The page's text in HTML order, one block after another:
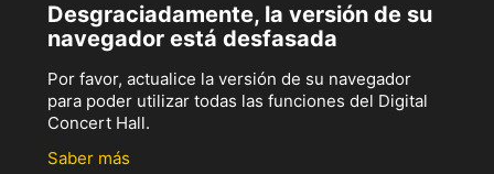
Desgraciadamente, la versión de su
navegador está desfasada
Por favor, actualice la versión de su navegador
para poder utilizar todas las funciones del Digital
Concert Hall.
Saber más